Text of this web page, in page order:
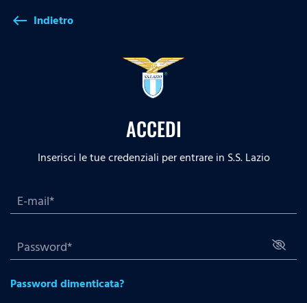
west Indietro
ACCEDI
Inserisci le tue credenziali per entrare in S.S. Lazio
Password dimenticata?